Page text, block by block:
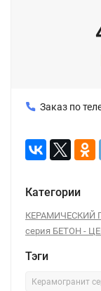
Заказ по
Категории
КЕРАМИЧЕСКИЙ
серия БЕТОН -
Тэги
Керамогранит